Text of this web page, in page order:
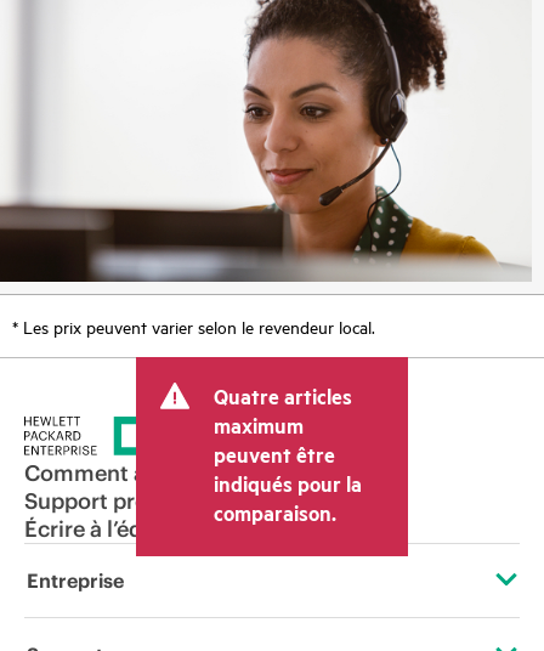
* Les prix peuvent varier selon le revendeur local.
Quatre articles
maximum
peuvent être
indiqués pour la
comparaison.
Comment acheter
Support produit
Écrire à l’équipe commerciale
Entreprise
À propos de HPE